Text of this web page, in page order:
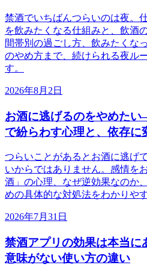
禁酒でいちばんつらいのは夜。
を飲みたくなる仕組みと、飲酒
間帯別の過ごし方、飲みたくな
のやめ方まで、続けられる夜ル
す。
2026年8月2日
お酒に逃げるのをやめた
で紛らわす心理と、依存に
つらいことがあるとお酒に逃
いからではありません。感情を
酒」の心理、なぜ逆効果なのか
めの具体的な対処法をわかりや
2026年7月31日
禁酒アプリの効果は本当に
意味がない使い方の違い